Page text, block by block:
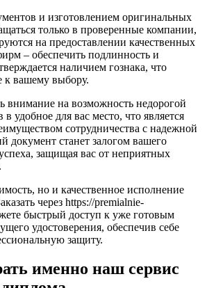
и изготовлением оригинальных
только в проверенные компании,
на предоставлении качественных
– обеспечить подлинность и
наличием гознака, что
к вашему выбору.
внимание на возможность недорогой
удобное для вас место, что является
сотрудничества с надежной
документ станет залогом вашего
защищая вас от неприятных
но и качественное исполнение
через https://premialnie-
быстрый доступ к уже готовым
удостоверения, обеспечив себе
защиту.
именно наш сервис